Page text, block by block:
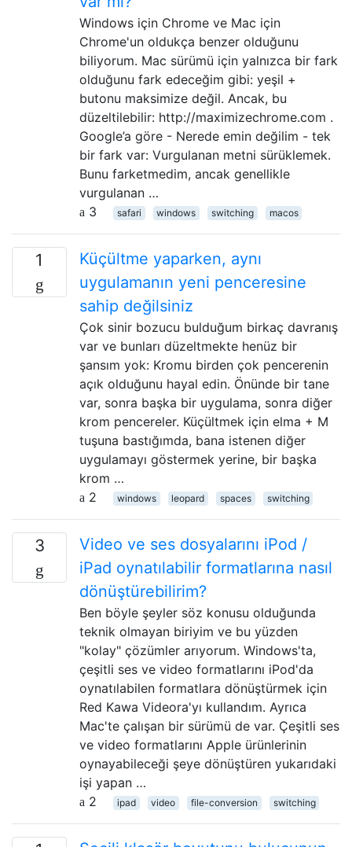
Windows için Chrome ve Mac için
Chrome'un oldukça benzer olduğunu
biliyorum. Mac sürümü için yalnızca bir fark
olduğunu fark edeceğim gibi: yeşil +
butonu maksimize değil. Ancak, bu
düzeltilebilir: http://maximizechrome.com .
Google’a göre - Nerede emin değilim - tek
bir fark var: Vurgulanan metni sürüklemek.
Bunu farketmedim, ancak genellikle
vurgulanan …
3
safari windows switching macos
1
Küçültme yaparken, aynı
uygulamanın yeni penceresine
sahip değilsiniz
Çok sinir bozucu bulduğum birkaç davranış
var ve bunları düzeltmekte henüz bir
şansım yok: Kromu birden çok pencerenin
açık olduğunu hayal edin. Önünde bir tane
var, sonra başka bir uygulama, sonra diğer
krom pencereler. Küçültmek için elma + M
tuşuna bastığımda, bana istenen diğer
uygulamayı göstermek yerine, bir başka
krom …
2
windows leopard spaces switching
3
Video ve ses dosyalarını iPod /
iPad oynatılabilir formatlarına nasıl
dönüştürebilirim?
Ben böyle şeyler söz konusu olduğunda
teknik olmayan biriyim ve bu yüzden
"kolay" çözümler arıyorum. Windows'ta,
çeşitli ses ve video formatlarını iPod'da
oynatılabilen formatlara dönüştürmek için
Red Kawa Videora'yı kullandım. Ayrıca
Mac'te çalışan bir sürümü de var. Çeşitli ses
ve video formatlarını Apple ürünlerinin
oynayabileceği şeye dönüştüren yukarıdaki
işi yapan …
2
ipad video file-conversion switching